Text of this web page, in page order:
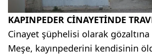
KAPINPEDER CİNAYETİNDE
Cinayet şüphelisi olarak gözaltına
Meşe, kayınpederini kendisinin